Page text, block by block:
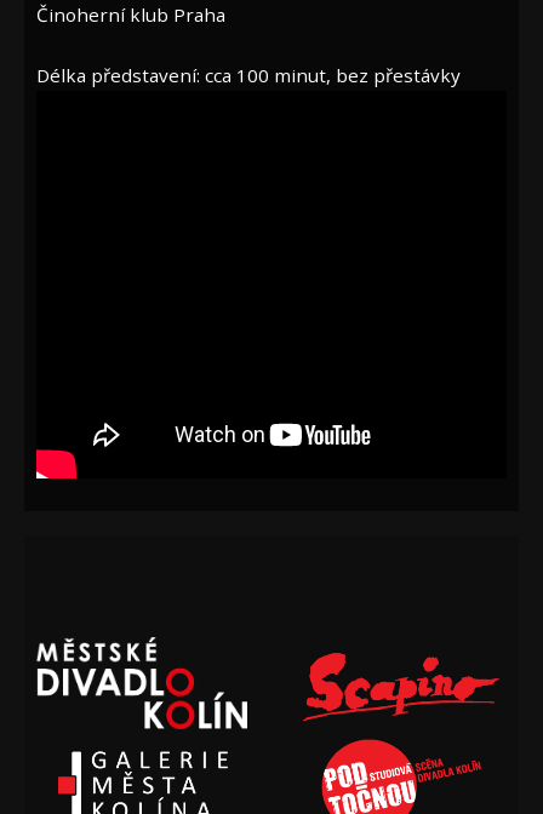
Činoherní klub Praha
Délka představení: cca 100 minut, bez přestávky